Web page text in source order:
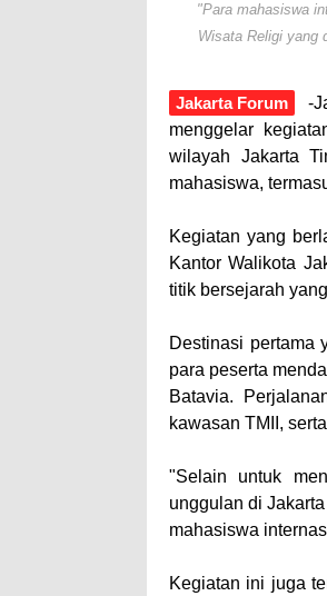
"Para mahasiswa
Wisata Religi yang
Jakarta Forum
-
menggelar
wilayah Jakarta
mahasiswa,
Kegiatan yang
Kantor Walikota
titik bersejarah
Destinasi pertama
para peserta
Batavia.
kawasan TMII,
"Selain untuk
unggulan di
mahasiswa
Kegiatan ini juga